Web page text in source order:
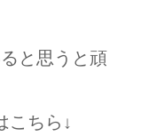
と思うと頑
こちら↓